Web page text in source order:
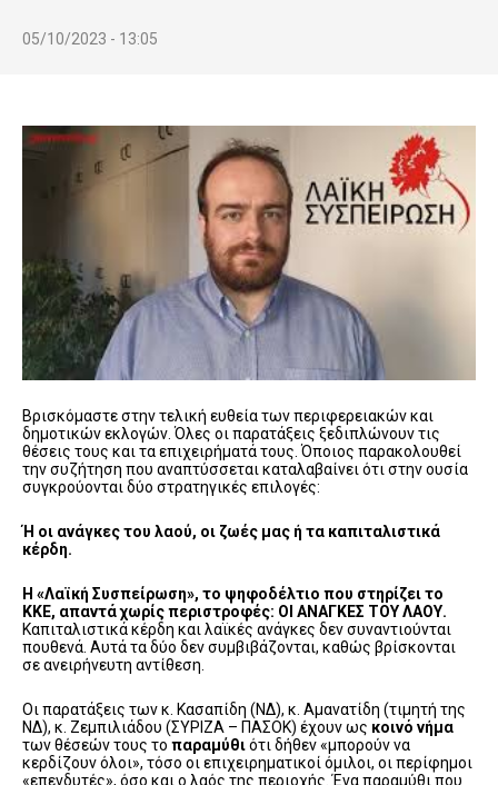
05/10/2023 - 13:05
Βρισκόμαστε στην τελική ευθεία των περιφερειακών και
δημοτικών εκλογών. Όλες οι παρατάξεις ξεδιπλώνουν τις
θέσεις τους και τα επιχειρήματά τους. Όποιος παρακολουθεί
την συζήτηση που αναπτύσσεται καταλαβαίνει ότι στην ουσία
συγκρούονται δύο στρατηγικές επιλογές:
Ή οι ανάγκες του λαού, οι ζωές μας ή τα καπιταλιστικά
κέρδη.
Η «Λαϊκή Συσπείρωση», το ψηφοδέλτιο που στηρίζει το
ΚΚΕ, απαντά χωρίς περιστροφές: ΟΙ ΑΝΑΓΚΕΣ ΤΟΥ ΛΑΟΥ.
Καπιταλιστικά κέρδη και λαϊκές ανάγκες δεν συναντιούνται
πουθενά. Αυτά τα δύο δεν συμβιβάζονται, καθώς βρίσκονται
σε ανειρήνευτη αντίθεση.
Οι παρατάξεις των κ. Κασαπίδη (ΝΔ), κ. Αμανατίδη (τιμητή της
ΝΔ), κ. Ζεμπιλιάδου (ΣΥΡΙΖΑ – ΠΑΣΟΚ) έχουν ως κοινό νήμα
των θέσεών τους το παραμύθιότι δήθεν «μπορούν να
κερδίζουν όλοι», τόσο οι επιχειρηματικοί όμιλοι, οι περίφημοι
«επενδυτές», όσο και ο λαός της περιοχής. Ένα παραμύθι που